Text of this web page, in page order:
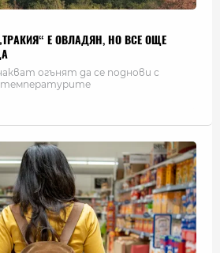
Е ОВЛАДЯН, НО ВСЕ ОЩЕ
огънят да се поднови с